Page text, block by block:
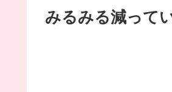
みるみる減って